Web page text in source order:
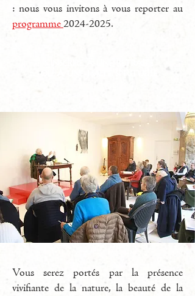
: nous vous invitons à vous reporter au
programme2024-2025.
Vous serez portés par la présence
vivifiante de la nature, la beauté de la